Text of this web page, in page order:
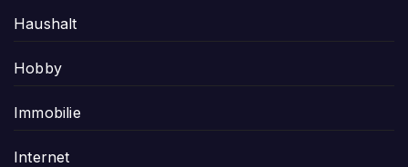
Haushalt
Hobby
Immobilie
Internet